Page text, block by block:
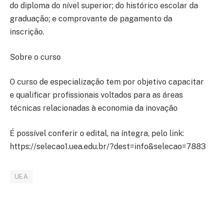
do diploma do nível superior; do histórico escolar da
graduação; e comprovante de pagamento da
inscrição.
Sobre o curso
O curso de especialização tem por objetivo capacitar
e qualificar profissionais voltados para as áreas
técnicas relacionadas à economia da inovação
É possível conferir o edital, na íntegra, pelo link:
https://selecao1.uea.edu.br/?dest=info&selecao=7883
UEA